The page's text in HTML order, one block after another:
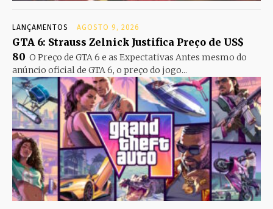
LANÇAMENTOS AGOSTO 9, 2026
GTA 6: Strauss Zelnick Justifica Preço de US$
80 O Preço de GTA 6 e as Expectativas Antes mesmo do
anúncio oficial de GTA 6, o preço do jogo...